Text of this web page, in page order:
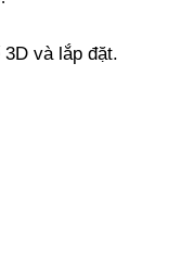
và lắp đặt.